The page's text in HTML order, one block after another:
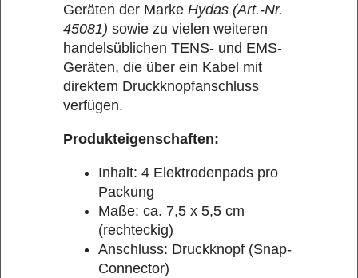
Geräten der Marke Hydas (Art.-Nr.
45081) sowie zu vielen weiteren
handelsüblichen TENS- und EMS-
Geräten, die über ein Kabel mit
direktem Druckknopfanschluss
verfügen.
Produkteigenschaften:
Inhalt: 4 Elektrodenpads pro
Packung
Maße: ca. 7,5 x 5,5 cm
(rechteckig)
Anschluss: Druckknopf (Snap-
Connector)